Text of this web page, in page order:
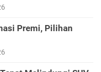
Premi, Pilihan